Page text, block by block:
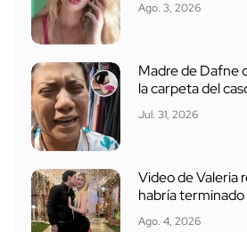
Ago. 3, 2026
Madre de Dafne
la carpeta del
Jul. 31, 2026
Video de Valeria
habría terminado
Ago. 4, 2026